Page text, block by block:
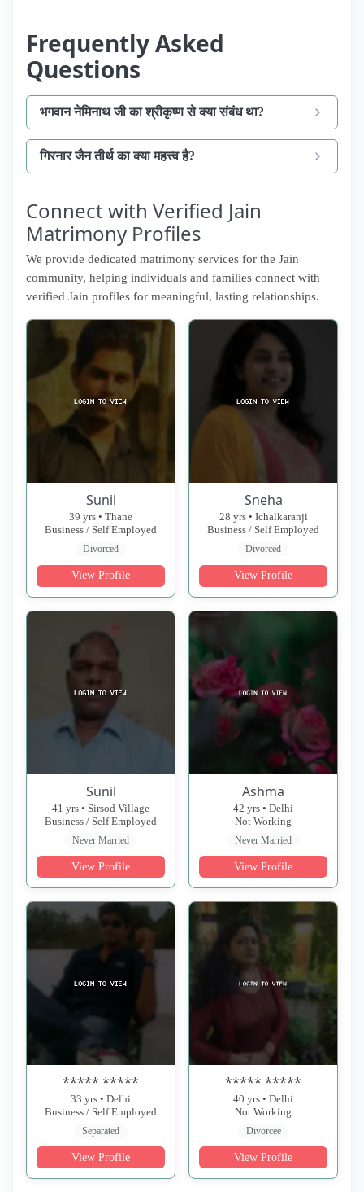
Frequently Asked
Questions
भगवान नेमिनाथ जी का श्रीकृष्ण से क्या संबंध था?
गिरनार जैन तीर्थ का क्या महत्त्व है?
Connect with Verified Jain
Matrimony Profiles
We provide dedicated matrimony services for the Jain
community, helping individuals and families connect with
verified Jain profiles for meaningful, lasting relationships.
Sunil
39 yrs • Thane
Business / Self Employed
Divorced
View Profile
Sneha
28 yrs • Ichalkaranji
Business / Self Employed
Divorced
View Profile
Sunil
41 yrs • Sirsod Village
Business / Self Employed
Never Married
View Profile
Ashma
42 yrs • Delhi
Not Working
Never Married
View Profile
***** *****
33 yrs • Delhi
Business / Self Employed
Separated
View Profile
***** *****
40 yrs • Delhi
Not Working
Divorcee
View Profile